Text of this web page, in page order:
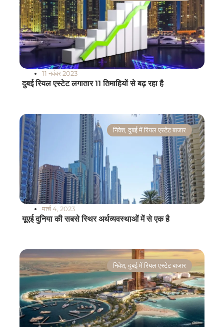
11 नवंबर 2023
दुबई रियल एस्टेट लगातार 11 तिमाहियों से बढ़ रहा है
निवेश, दुबई में रियल एस्टेट बाजार
मार्च 4, 2023
यूएई दुनिया की सबसे स्थिर अर्थव्यवस्थाओं में से एक है
निवेश, दुबई में रियल एस्टेट बाजार